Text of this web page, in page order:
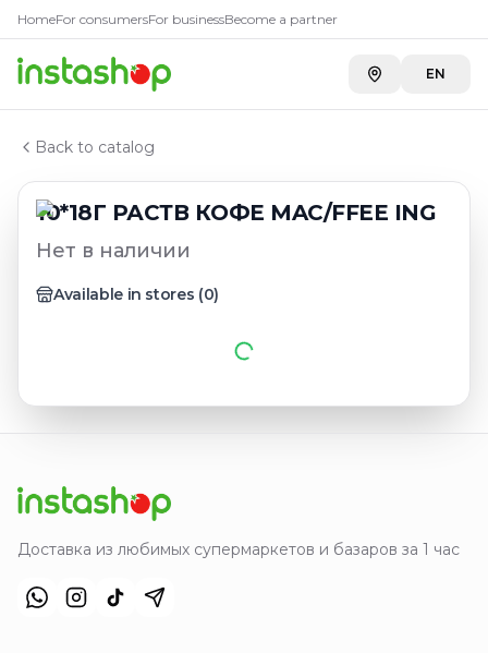
HomeFor consumersFor businessBecome a partner
EN
Back to catalog
10*18Г РАСТВ КОФЕ MAC/FFEE ING
Нет в наличии
Available in stores (0)
Главная
Каталог
Кофе растворимый
10*18Г РАСТВ КОФЕ MAC/FFEE ING
Доставка из любимых супермаркетов и базаров за 1 час